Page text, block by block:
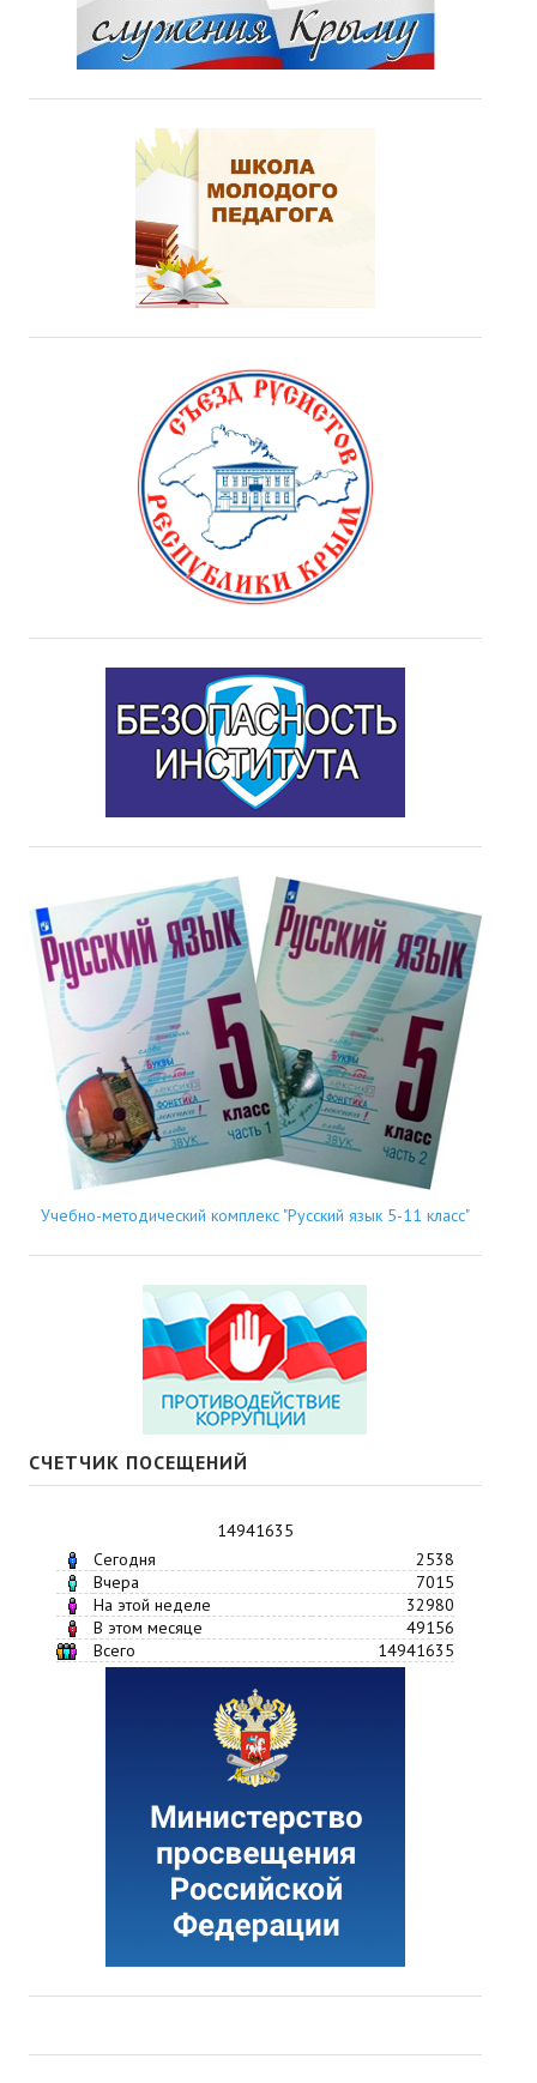
Учебно-методический комплекс "Русский язык 5-11 класс"
СЧЕТЧИК ПОСЕЩЕНИЙ
14941635
Сегодня
2538
Вчера
7015
На этой неделе
32980
В этом месяце
49156
Всего
14941635